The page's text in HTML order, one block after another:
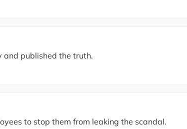
and published the truth.
to stop them from leaking the scandal.